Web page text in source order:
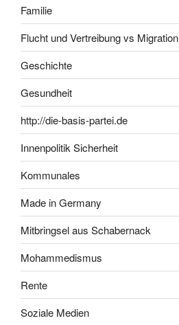
Familie
Flucht und Vertreibung vs Migration
Geschichte
Gesundheit
http://die-basis-partei.de
Innenpolitik Sicherheit
Kommunales
Made in Germany
Mitbringsel aus Schabernack
Mohammedismus
Rente
Soziale Medien